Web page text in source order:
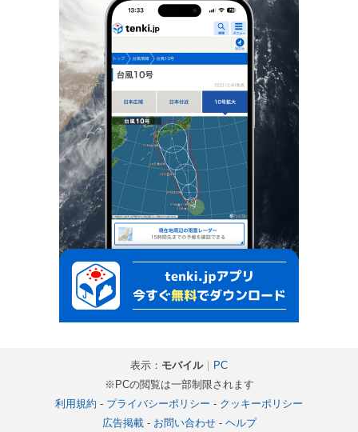
表示： モバイル｜ PC
※PCの閲覧は一部制限されます
利用規約 - プライバシーポリシー - クッキーポリシー
広告掲載- お問い合わせ- ヘルプ